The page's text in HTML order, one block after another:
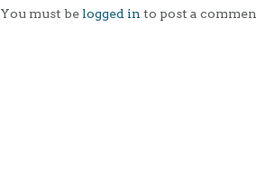
You must be logged in to post a